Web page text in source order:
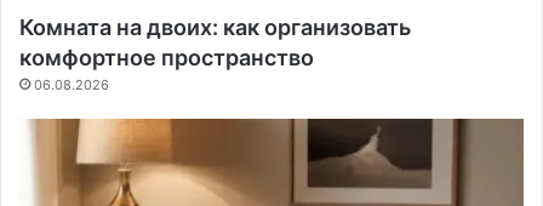
Комната на двоих: как организовать
комфортное пространство
06.08.2026